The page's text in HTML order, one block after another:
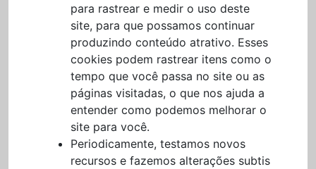
para rastrear e medir o uso deste
site, para que possamos continuar
produzindo conteúdo atrativo. Esses
cookies podem rastrear itens como o
tempo que você passa no site ou as
páginas visitadas, o que nos ajuda a
entender como podemos melhorar o
site para você.
Periodicamente, testamos novos
recursos e fazemos alterações subtis